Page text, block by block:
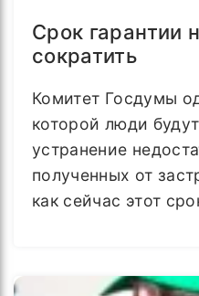
Срок гарантии
сократить
Комитет Госдумы
которой люди
устранение
полученных от
как сейчас этот